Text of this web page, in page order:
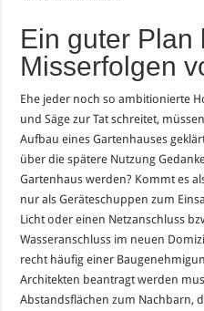
Ein guter Plan
Misserfolgen
Ehe jeder noch so ambitionierte
und Säge zur Tat schreitet,
Aufbau eines Gartenhauses
über die spätere Nutzung
Gartenhaus werden? Kommt es
nur als Geräteschuppen zum
Licht oder einen Netzanschluss
Wasseranschluss im neuen
recht häufig einer
Architekten beantragt werden
Abstandsflächen zum Nachbarn,